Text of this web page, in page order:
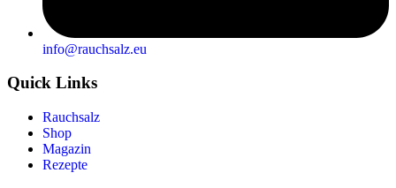
info@rauchsalz.eu
Quick Links
Rauchsalz
Shop
Magazin
Rezepte